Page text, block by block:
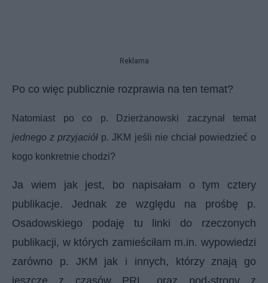
Reklama
Po co więc publicznie rozprawia na ten temat?
Natomiast po co p. Dzierżanowski zaczynał temat
jednego z przyjaciół p. JKM jeśli nie chciał powiedzieć o
kogo konkretnie chodzi?
Ja wiem jak jest, bo napisałam o tym cztery
publikacje. Jednak ze względu na prośbę p.
Osadowskiego podaję tu linki do rzeczonych
publikacji, w których zamieściłam m.in. wypowiedzi
zarówno p. JKM jak i innych, którzy znają go
jeszcze z czasów PRL, oraz pod-strony z